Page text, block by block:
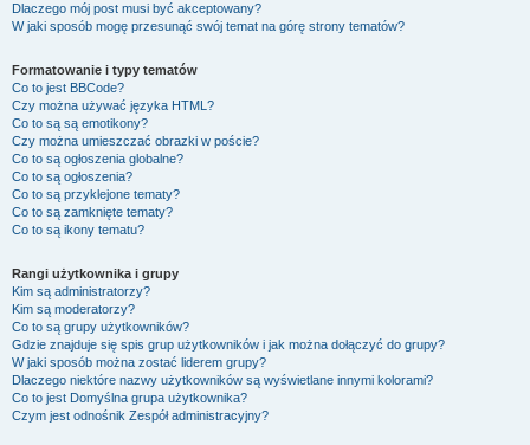
Dlaczego mój post musi być akceptowany?
W jaki sposób mogę przesunąć swój temat na górę strony tematów?
Formatowanie i typy tematów
Co to jest BBCode?
Czy można używać języka HTML?
Co to są są emotikony?
Czy można umieszczać obrazki w poście?
Co to są ogłoszenia globalne?
Co to są ogłoszenia?
Co to są przyklejone tematy?
Co to są zamknięte tematy?
Co to są ikony tematu?
Rangi użytkownika i grupy
Kim są administratorzy?
Kim są moderatorzy?
Co to są grupy użytkowników?
Gdzie znajduje się spis grup użytkowników i jak można dołączyć do grupy?
W jaki sposób można zostać liderem grupy?
Dlaczego niektóre nazwy użytkowników są wyświetlane innymi kolorami?
Co to jest Domyślna grupa użytkownika?
Czym jest odnośnik Zespół administracyjny?